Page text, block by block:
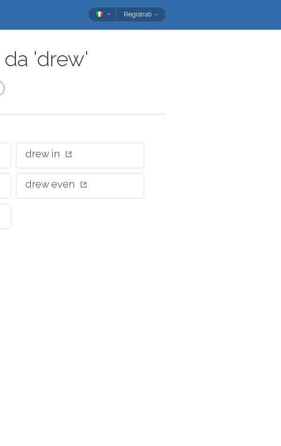
Registrati
'drew'
drew in
drew even